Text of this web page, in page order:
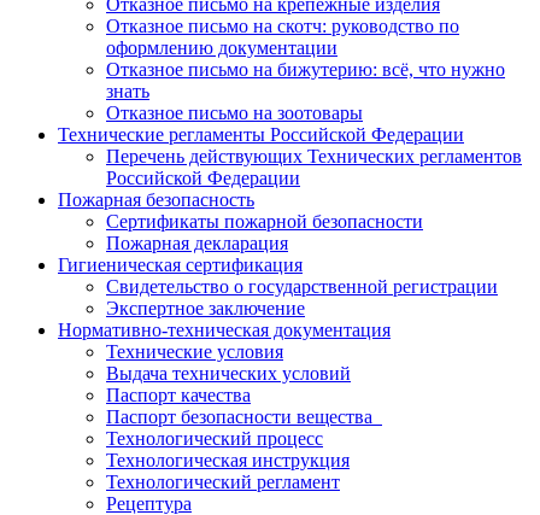
Отказное письмо на крепежные изделия
Отказное письмо на скотч: руководство по
оформлению документации
Отказное письмо на бижутерию: всё, что нужно
знать
Отказное письмо на зоотовары
Технические регламенты Российской Федерации
Перечень действующих Технических регламентов
Российской Федерации
Пожарная безопасность
Сертификаты пожарной безопасности
Пожарная декларация
Гигиеническая сертификация
Свидетельство о государственной регистрации
Экспертное заключение
Нормативно-техническая документация
Технические условия
Выдача технических условий
Паспорт качества
Паспорт безопасности вещества
Технологический процесс
Технологическая инструкция
Технологический регламент
Рецептура